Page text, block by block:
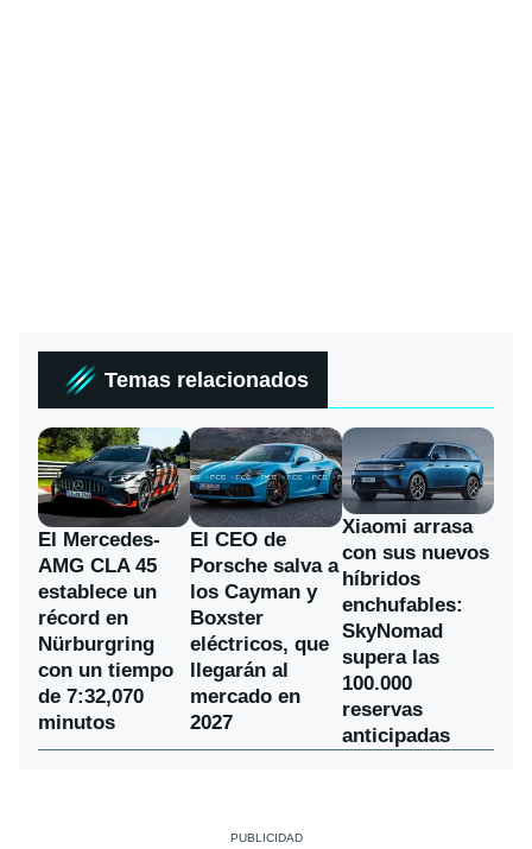
Temas relacionados
El Mercedes-
AMG CLA 45
establece un
récord en
Nürburgring
con un tiempo
de 7:32,070
minutos
El CEO de
Porsche salva a
los Cayman y
Boxster
eléctricos, que
llegarán al
mercado en
2027
Xiaomi arrasa
con sus nuevos
híbridos
enchufables:
SkyNomad
supera las
100.000
reservas
anticipadas